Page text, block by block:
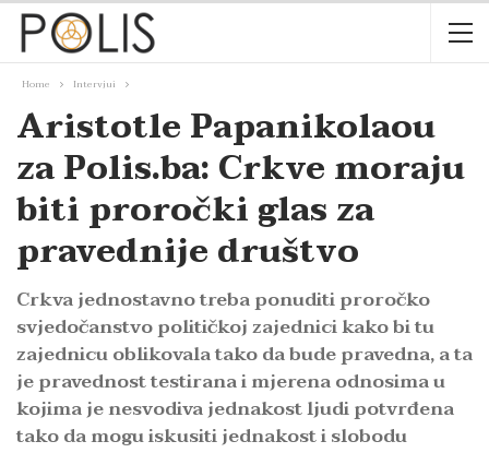
Home Intervjui
Aristotle Papanikolaou
za Polis.ba: Crkve moraju
biti proročki glas za
pravednije društvo
Crkva jednostavno treba ponuditi proročko
svjedočanstvo političkoj zajednici kako bi tu
zajednicu oblikovala tako da bude pravedna, a ta
je pravednost testirana i mjerena odnosima u
kojima je nesvodiva jednakost ljudi potvrđena
tako da mogu iskusiti jednakost i slobodu